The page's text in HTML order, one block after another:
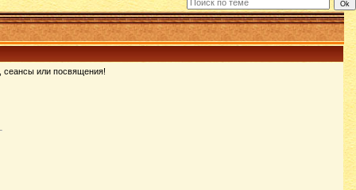
сеансы или посвящения!